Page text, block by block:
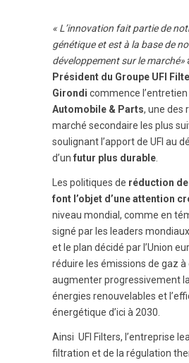
« L’innovation fait partie de
génétique et est à la base de
développement sur le marché»
Président du Groupe UFI
Girondi commence
Automobile & Parts, une des
marché secondaire les plus
soulignant l’apport de UFI au
d’un futur plus durable.
Les politiques de réduction
font l’objet d’une attention
niveau mondial, comme en
signé par les leaders
et le plan décidé par l’Union
réduire les émissions de gaz
augmenter progressivement
énergies renouvelables et
énergétique d’ici à 2030.
Ainsi UFI Filters, l’entreprise
filtration et de la régulation